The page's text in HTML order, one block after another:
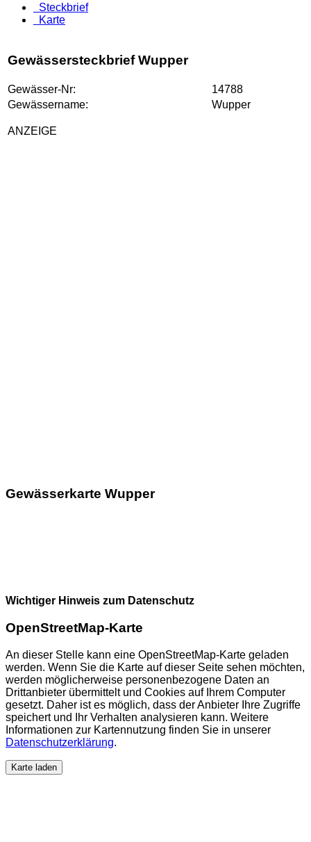
Steckbrief
Karte
Gewässersteckbrief Wupper
Gewässer-Nr:
14788
Gewässername:
Wupper
ANZEIGE
Gewässerkarte Wupper
Wichtiger Hinweis zum Datenschutz
OpenStreetMap-Karte
An dieser Stelle kann eine OpenStreetMap-Karte geladen
werden. Wenn Sie die Karte auf dieser Seite sehen möchten,
werden möglicherweise personenbezogene Daten an
Drittanbieter übermittelt und Cookies auf Ihrem Computer
gesetzt. Daher ist es möglich, dass der Anbieter Ihre Zugriffe
speichert und Ihr Verhalten analysieren kann. Weitere
Informationen zur Kartennutzung finden Sie in unserer
Datenschutzerklärung.
Karte laden